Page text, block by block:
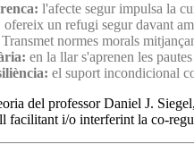
l'afecte segur impulsa la
ofereix un refugi segur davant
Transmet normes morals
en la llar s'aprenen les
el suport incondicional
del professor Daniel J.
facilitant i/o interferint la co-